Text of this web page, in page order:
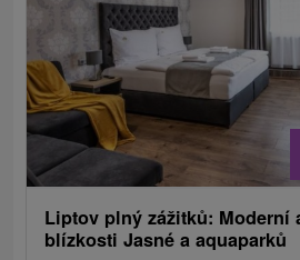
Liptov plný zážitků: Moderní
blízkosti Jasné a aquaparků